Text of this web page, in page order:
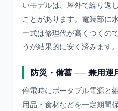
いモデルは、屋外で繰り返
ことがあります。電装部に
ー式は修理代が高くつくの
うが結果的に安く済みます。
防災・備蓄 ── 兼用運
停電時にポータブル電源と
用品・食材などを一定期間